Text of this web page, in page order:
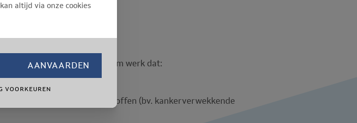
specifiek risico loopt.
laten uitvoeren. Dit gaat om werk dat:
aankunnen
of chemische stoffen (bv. kankerverwekkende
altijd via onze cookies
AANVAARDEN
VOORKEUREN